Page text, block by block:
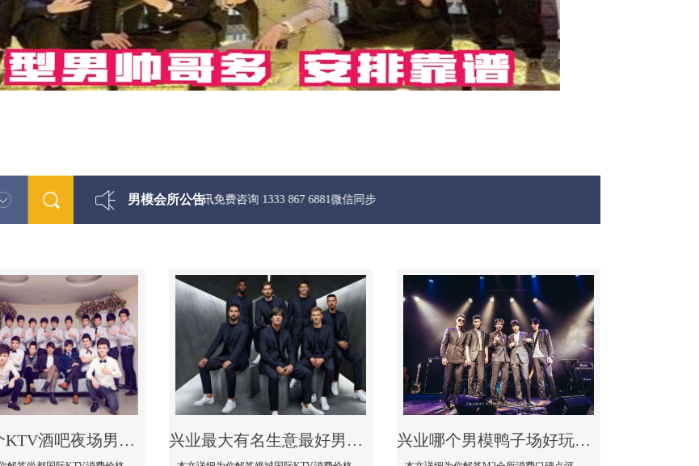
男模会所公告
最新男模娱乐资讯免费咨询 1333 867 6881微信同步
兴业哪个KTV酒吧夜场男模公关型男最帅-尚都国际KTV消费价格点评 兴业最大有名生意最好男模少爷场KTV体验-嫚城国际KTV消费价格点评 兴业哪个男模鸭子场好玩陪酒服务好-M2会所KTV消费口碑点评